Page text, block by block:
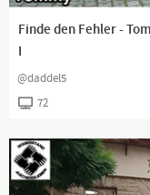
Finde den Fehler -
I
@daddel5
72